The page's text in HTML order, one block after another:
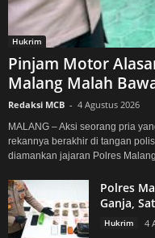
Hukrim
Pinjam Motor
Malang Malah
Redaksi MCB - 4 Agustus 2026
MALANG – Aksi seorang pria
rekannya berakhir di tangan
diamankan jajaran Polres
Polres
Ganja,
Hukrim 4